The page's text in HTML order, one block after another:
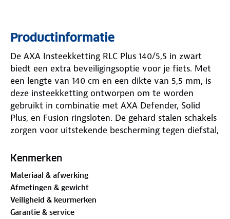
Productinformatie
De AXA Insteekketting RLC Plus 140/5,5 in zwart
biedt een extra beveiligingsoptie voor je fiets. Met
een lengte van 140 cm en een dikte van 5,5 mm, is
deze insteekketting ontworpen om te worden
gebruikt in combinatie met AXA Defender, Solid
Plus, en Fusion ringsloten. De gehard stalen schakels
zorgen voor uitstekende bescherming tegen diefstal,
zoals hekken of palen kan worden bevestigd. De
fietsers die hun tweewieler nog beter willen
beveiligen.
Kenmerken
Materiaal & afwerking
Afmetingen & gewicht
Veiligheid & keurmerken
Garantie & service